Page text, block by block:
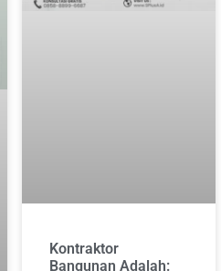
Kontraktor
Bangunan Adalah: